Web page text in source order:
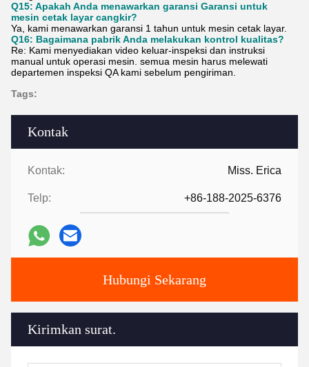
Kontak
Kontak: Miss. Erica
Telp: +86-188-2025-6376
Hubungi Sekarang
Kirimkan surat.
Q15: Apakah Anda menawarkan garansi Garansi untuk
mesin cetak layar cangkir?
Ya, kami menawarkan garansi 1 tahun untuk mesin cetak layar.
Q16: Bagaimana pabrik Anda melakukan kontrol kualitas?
Re: Kami menyediakan video keluar-inspeksi dan instruksi
manual untuk operasi mesin. semua mesin harus melewati
departemen inspeksi QA kami sebelum pengiriman.
Tags: